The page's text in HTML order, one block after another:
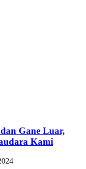
Gane Luar,
Kami